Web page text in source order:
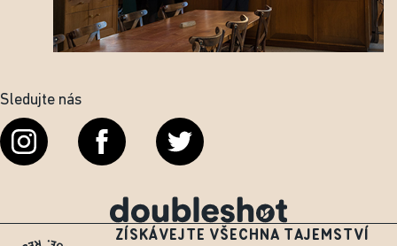
Sledujte nás
ZÍSKÁVEJTE VŠECHNA TAJEMSTVÍ